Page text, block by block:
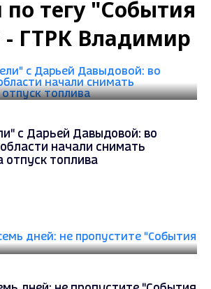
по тегу "События
- ГТРК Владимир
с Дарьей Давыдовой: во
начали снимать
отпуск топлива